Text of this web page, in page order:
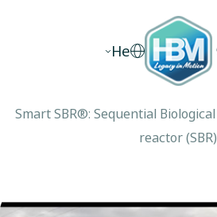
He
Smart SBR®: Sequential Biological
reactor (SBR)